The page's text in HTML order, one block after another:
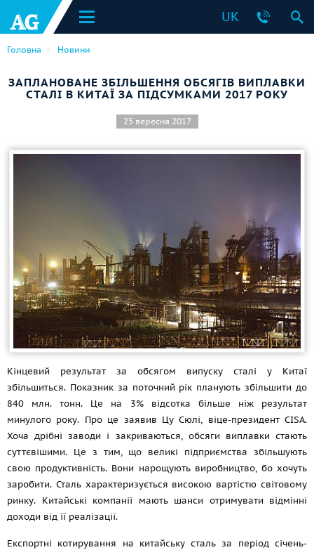
UK
Головна Новини
ЗАПЛАНОВАНЕ ЗБІЛЬШЕННЯ ОБСЯГІВ ВИПЛАВКИ
СТАЛІ В КИТАЇ ЗА ПІДСУМКАМИ 2017 РОКУ
25 вересня 2017
Кінцевий результат за обсягом випуску сталі у Китаї
збільшиться. Показник за поточний рік планують збільшити до
840 млн. тонн. Це на 3% відсотка більше ніж результат
минулого року. Про це заявив Цу Сюлі, віце-президент CISA.
Хоча дрібні заводи і закриваються, обсяги виплавки стають
суттєвішими. Це з тим, що великі підприємства збільшують
свою продуктивність. Вони нарощують виробництво, бо хочуть
заробити. Сталь характеризується високою вартістю світовому
ринку. Китайські компанії мають шанси отримувати відмінні
доходи від її реалізації.
Експортні котирування на китайську сталь за період січень-